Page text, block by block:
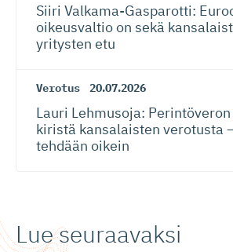
Siiri Valkama-Gas­pa­rotti:
oikeusvaltio on sekä
yritysten etu
Verotus 20.07.2026
Lauri Lehmusoja:
kiristä kansalaisten verotusta
tehdään oikein
Lue seuraavaksi